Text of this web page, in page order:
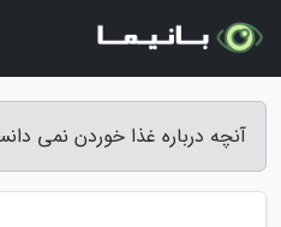
آنچه درباره غذا خوردن نمی